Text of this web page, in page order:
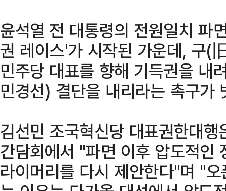
윤석열 전 대통령의 전원일치 파
권 레이스'가 시작된 가운데, 구(
민주당 대표를 향해 기득권을 내
민경선) 결단을 내리라는 촉구가
김선민 조국혁신당 대표권한대
간담회에서 "파면 이후 압도적인
라이머리를 다시 제안한다"며 "